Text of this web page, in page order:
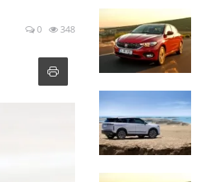
0 348